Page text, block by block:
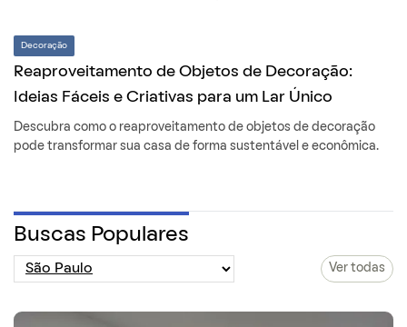
Decoração
Reaproveitamento de Objetos de Decoração:
Ideias Fáceis e Criativas para um Lar Único
Descubra como o reaproveitamento de objetos de decoração
pode transformar sua casa de forma sustentável e econômica.
Buscas Populares
Ver todas